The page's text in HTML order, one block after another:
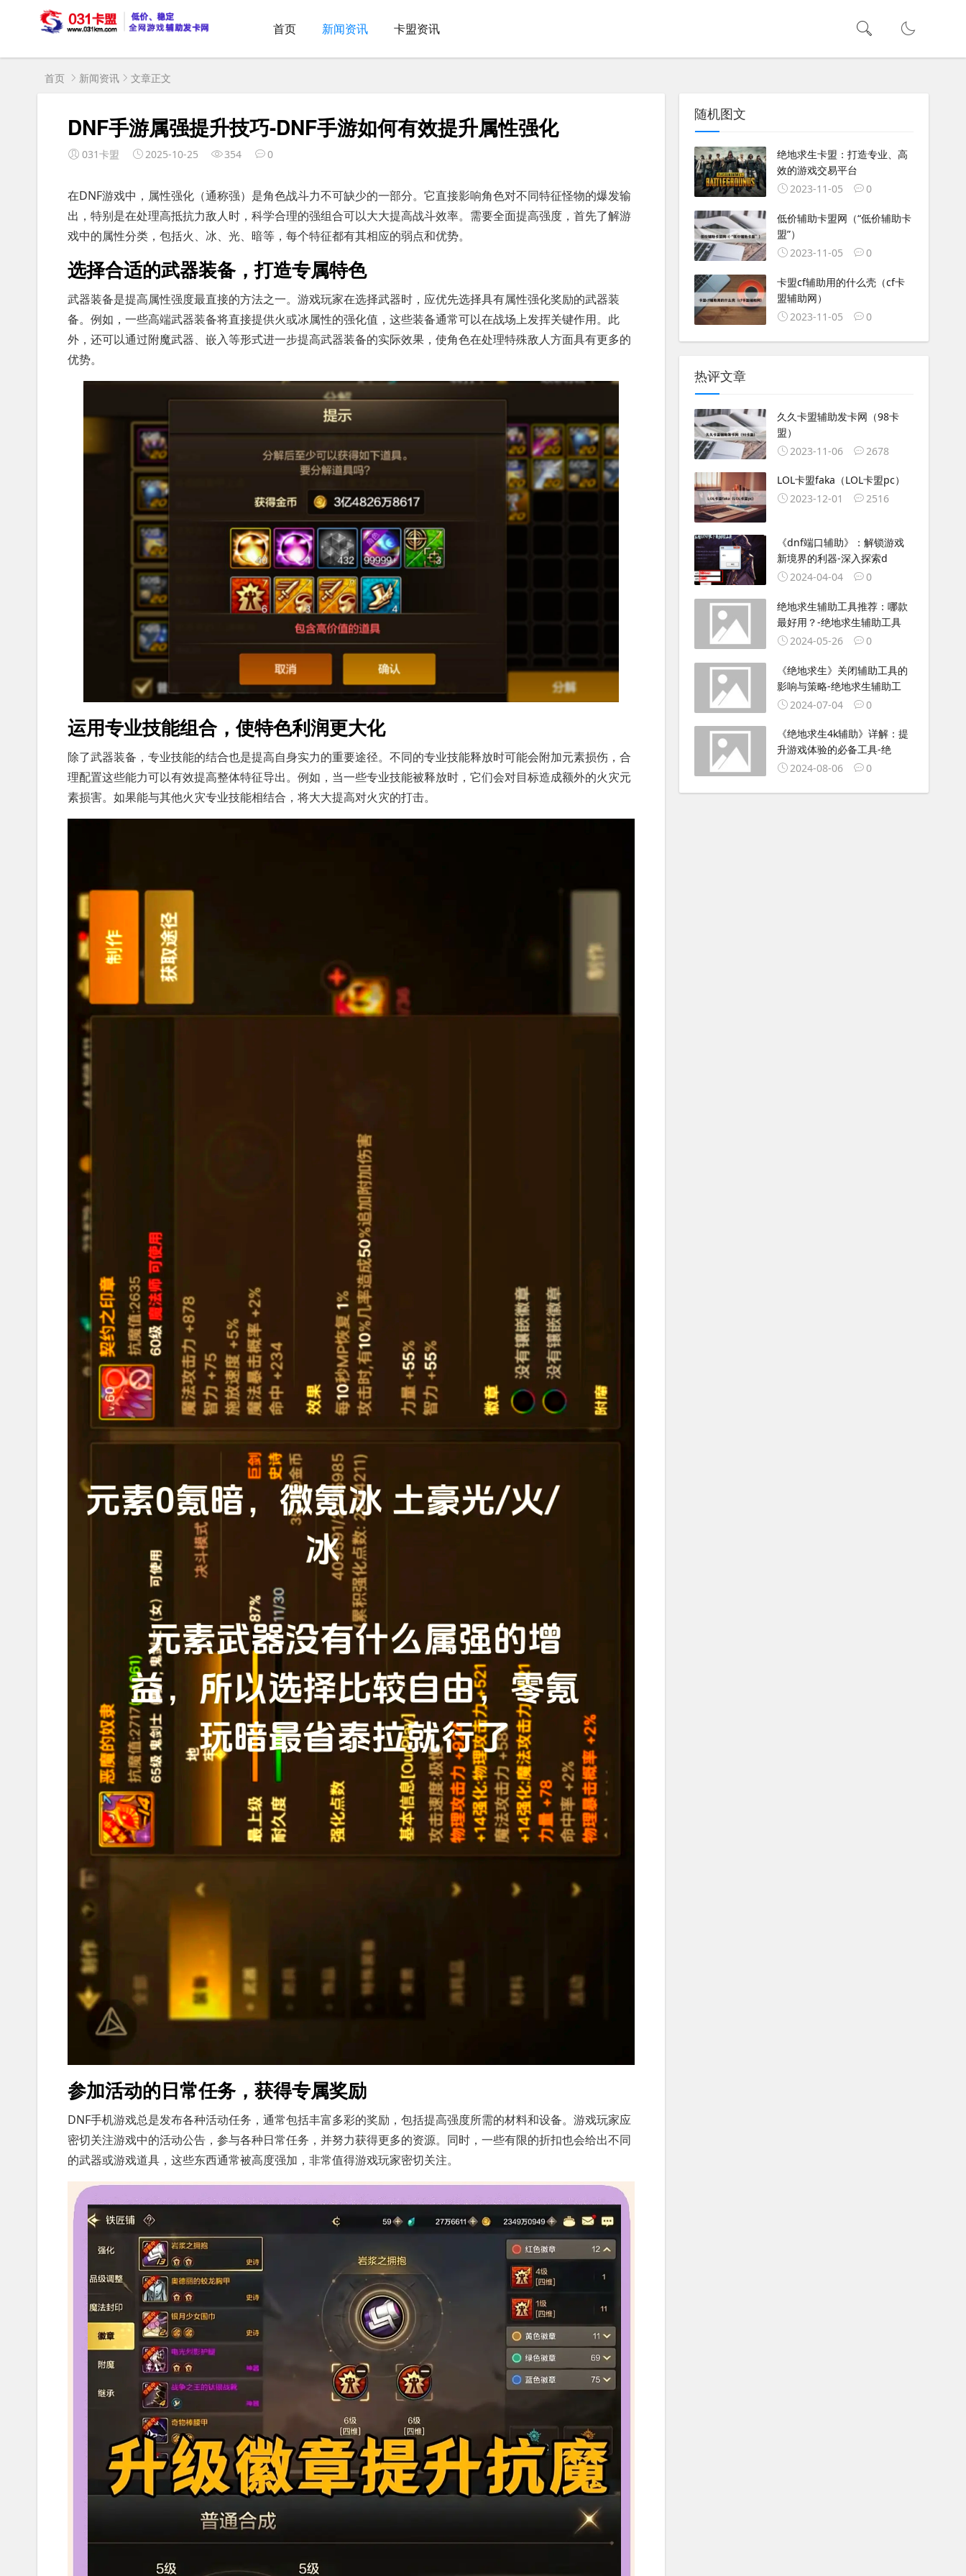
首页 新闻资讯 卡盟资讯
首页 新闻资讯 文章正文
DNF手游属强提升技巧-DNF手游如何有效提升属性强化
031卡盟 2025-10-25 354 0
在DNF游戏中，属性强化（通称强）是角色战斗力不可缺少的一部分。它直接影响角色对不同特征怪物的爆发输
出，特别是在处理高抵抗力敌人时，科学合理的强组合可以大大提高战斗效率。需要全面提高强度，首先了解游
戏中的属性分类，包括火、冰、光、暗等，每个特征都有其相应的弱点和优势。
选择合适的武器装备，打造专属特色
武器装备是提高属性强度最直接的方法之一。游戏玩家在选择武器时，应优先选择具有属性强化奖励的武器装
备。例如，一些高端武器装备将直接提供火或冰属性的强化值，这些装备通常可以在战场上发挥关键作用。此
外，还可以通过附魔武器、嵌入等形式进一步提高武器装备的实际效果，使角色在处理特殊敌人方面具有更多的
优势。
运用专业技能组合，使特色利润更大化
除了武器装备，专业技能的结合也是提高自身实力的重要途径。不同的专业技能释放时可能会附加元素损伤，合
理配置这些能力可以有效提高整体特征导出。例如，当一些专业技能被释放时，它们会对目标造成额外的火灾元
素损害。如果能与其他火灾专业技能相结合，将大大提高对火灾的打击。
参加活动的日常任务，获得专属奖励
DNF手机游戏总是发布各种活动任务，通常包括丰富多彩的奖励，包括提高强度所需的材料和设备。游戏玩家应
密切关注游戏中的活动公告，参与各种日常任务，并努力获得更多的资源。同时，一些有限的折扣也会给出不同
的武器或游戏道具，这些东西通常被高度强加，非常值得游戏玩家密切关注。
随机图文
绝地求生卡盟：打造专业、高
效的游戏交易平台
2023-11-05
0
低价辅助卡盟网（“低价辅助卡
盟”）
2023-11-05
0
卡盟cf辅助用的什么壳（cf卡
盟辅助网）
2023-11-05
0
热评文章
久久卡盟辅助发卡网（98卡
盟）
2023-11-06
2678
LOL卡盟faka（LOL卡盟pc）
2023-12-01
2516
《dnf端口辅助》：解锁游戏
新境界的利器-深入探索d
2024-04-04
0
绝地求生辅助工具推荐：哪款
最好用？-绝地求生辅助工具
2024-05-26
0
《绝地求生》关闭辅助工具的
影响与策略-绝地求生辅助工
2024-07-04
0
《绝地求生4k辅助》详解：提
升游戏体验的必备工具-绝
2024-08-06
0